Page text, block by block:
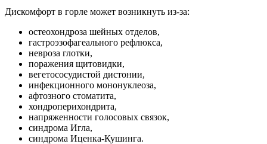
Дискомфорт в горле может возникнуть из-за:
остеохондроза шейных отделов,
гастроэзофагеального рефлюкса,
невроза глотки,
поражения щитовидки,
вегетососудистой дистонии,
инфекционного мононуклеоза,
афтозного стоматита,
хондроперихондрита,
напряженности голосовых связок,
синдрома Игла,
синдрома Иценка-Кушинга.